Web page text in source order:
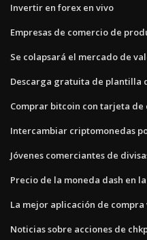
Invertir en forex en vivo
Empresas de comercio de
Se colapsará el mercado de
Descarga gratuita de plantilla
Comprar bitcoin con tarjeta de
Intercambiar criptomonedas
Jóvenes comerciantes de
Precio de la moneda dash en
La mejor aplicación de
Noticias sobre acciones de